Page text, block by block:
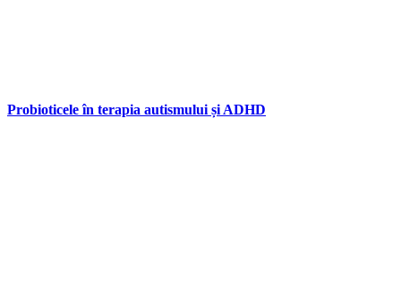
Probioticele în terapia autismului și ADHD